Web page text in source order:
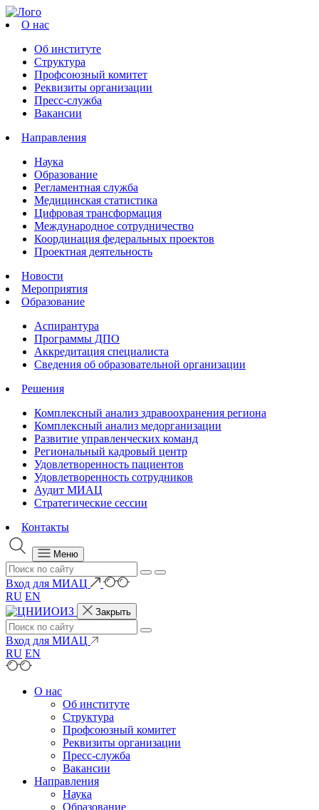
О нас
Об институте
Структура
Профсоюзный комитет
Реквизиты организации
Пресс-служба
Вакансии
Направления
Наука
Образование
Регламентная служба
Медицинская статистика
Цифровая трансформация
Международное сотрудничество
Координация федеральных проектов
Проектная деятельность
Новости
Мероприятия
Образование
Аспирантура
Программы ДПО
Аккредитация специалиста
Сведения об образовательной организации
Решения
Комплексный анализ здравоохранения региона
Комплексный анализ медорганизации
Развитие управленческих команд
Региональный кадровый центр
Удовлетворенность пациентов
Удовлетворенность сотрудников
Аудит МИАЦ
Стратегические сессии
Контакты
Меню
Вход для МИАЦ
RU EN
Закрыть
Вход для МИАЦ
RU EN
О нас
Об институте
Структура
Профсоюзный комитет
Реквизиты организации
Пресс-служба
Вакансии
Направления
Наука
Образование